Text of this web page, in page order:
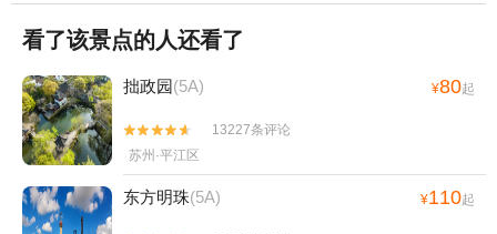
看了该景点的人还看了
拙政园(5A) ¥80起


13227条评论
苏州·平江区
东方明珠(5A) ¥110起